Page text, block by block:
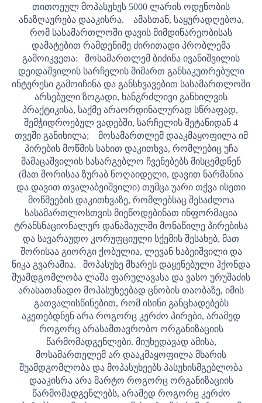
თითოეულ მოპასუხეს 5000 ლარის ოდენობის
ანაზღაურება დააკისრა.
ამასთან, საყურადღებოა,
რომ სასამართლოში დავის მიმდინარეობისას
დამატებით რამდენიმე ძირითადი პრობლემა
გამოიკვეთა:
მოსამართლემ ბიძინა ივანიშვილის
დეიდაშვილის სარჩელის მიმართ განსაკუთრებული
ინტერესი გამოიჩინა და განსხვავებით სასამართლოში
არსებული ზოგადი, ხანგრძლივი განხილვის
პრაქტიკისა, საქმე არაორდინალურად სწრაფად,
შემჭიდროებულ ვადებში, სარჩელის შეტანიდან 4
თვეში განიხილა;
მოსამართლემ დააკმაყოფილა იმ
პირების მოწმის სახით დაკითხვა, რომლებიც უჩა
მამაცაშვილის სასარგებლო ჩვენებებს მისცემდნენ
(მათ შორისაა ზურაბ ნოღაიდელი, დავით ნარმანია
და დავით თვალაბეიშვილი) თუმცა უარი თქვა ისეთი
მოწმეების დაკითხვაზე, რომლებსაც შესაძლოა
სასამართლოსთვის მიეწოდებინათ ინფორმაცია
ტრანსნაციონალურ დანაშაულში მონაწილე პირებისა
და სავარაუდო კორუფციული სქემის შესახებ, მათ
შორისაა გიორგი ქობულია, ლევან ხაბეიშვილი და
ნიკა გვარამია.
მოპასუხე მხარეს დაყენებული ჰქონდა
შუამდგომლობა ლაშა ფარულავასა და ვასო ურუშაძის
არასათანადო მოპასუხეებად ცნობის თაობაზე, იმის
გათვალისწინებით, რომ ისინი განცხადებებს
აკეთებდნენ არა როგორც კერძო პირები, არამედ
როგორც არასამთავრობო ორგანიზაციის
წარმომადგენლები. მიუხედავად ამისა,
მოსამართელემ არ დააკმაყოფილა მხარის
შუამდგომლობა და მოპასუხეებს პასუხისმგებლობა
დააკისრა არა მარტო როგორც ორგანიზაციის
წარმომადგენლებს, არამედ როგორც კერძო